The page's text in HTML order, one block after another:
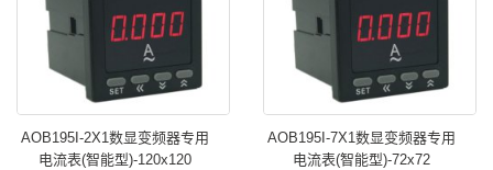
AOB195I-2X1数显变频器专用
电流表(智能型)-120x120
AOB195I-7X1数显变频器专用
电流表(智能型)-72x72